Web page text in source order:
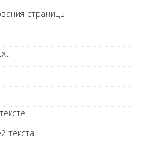
страницы
текста